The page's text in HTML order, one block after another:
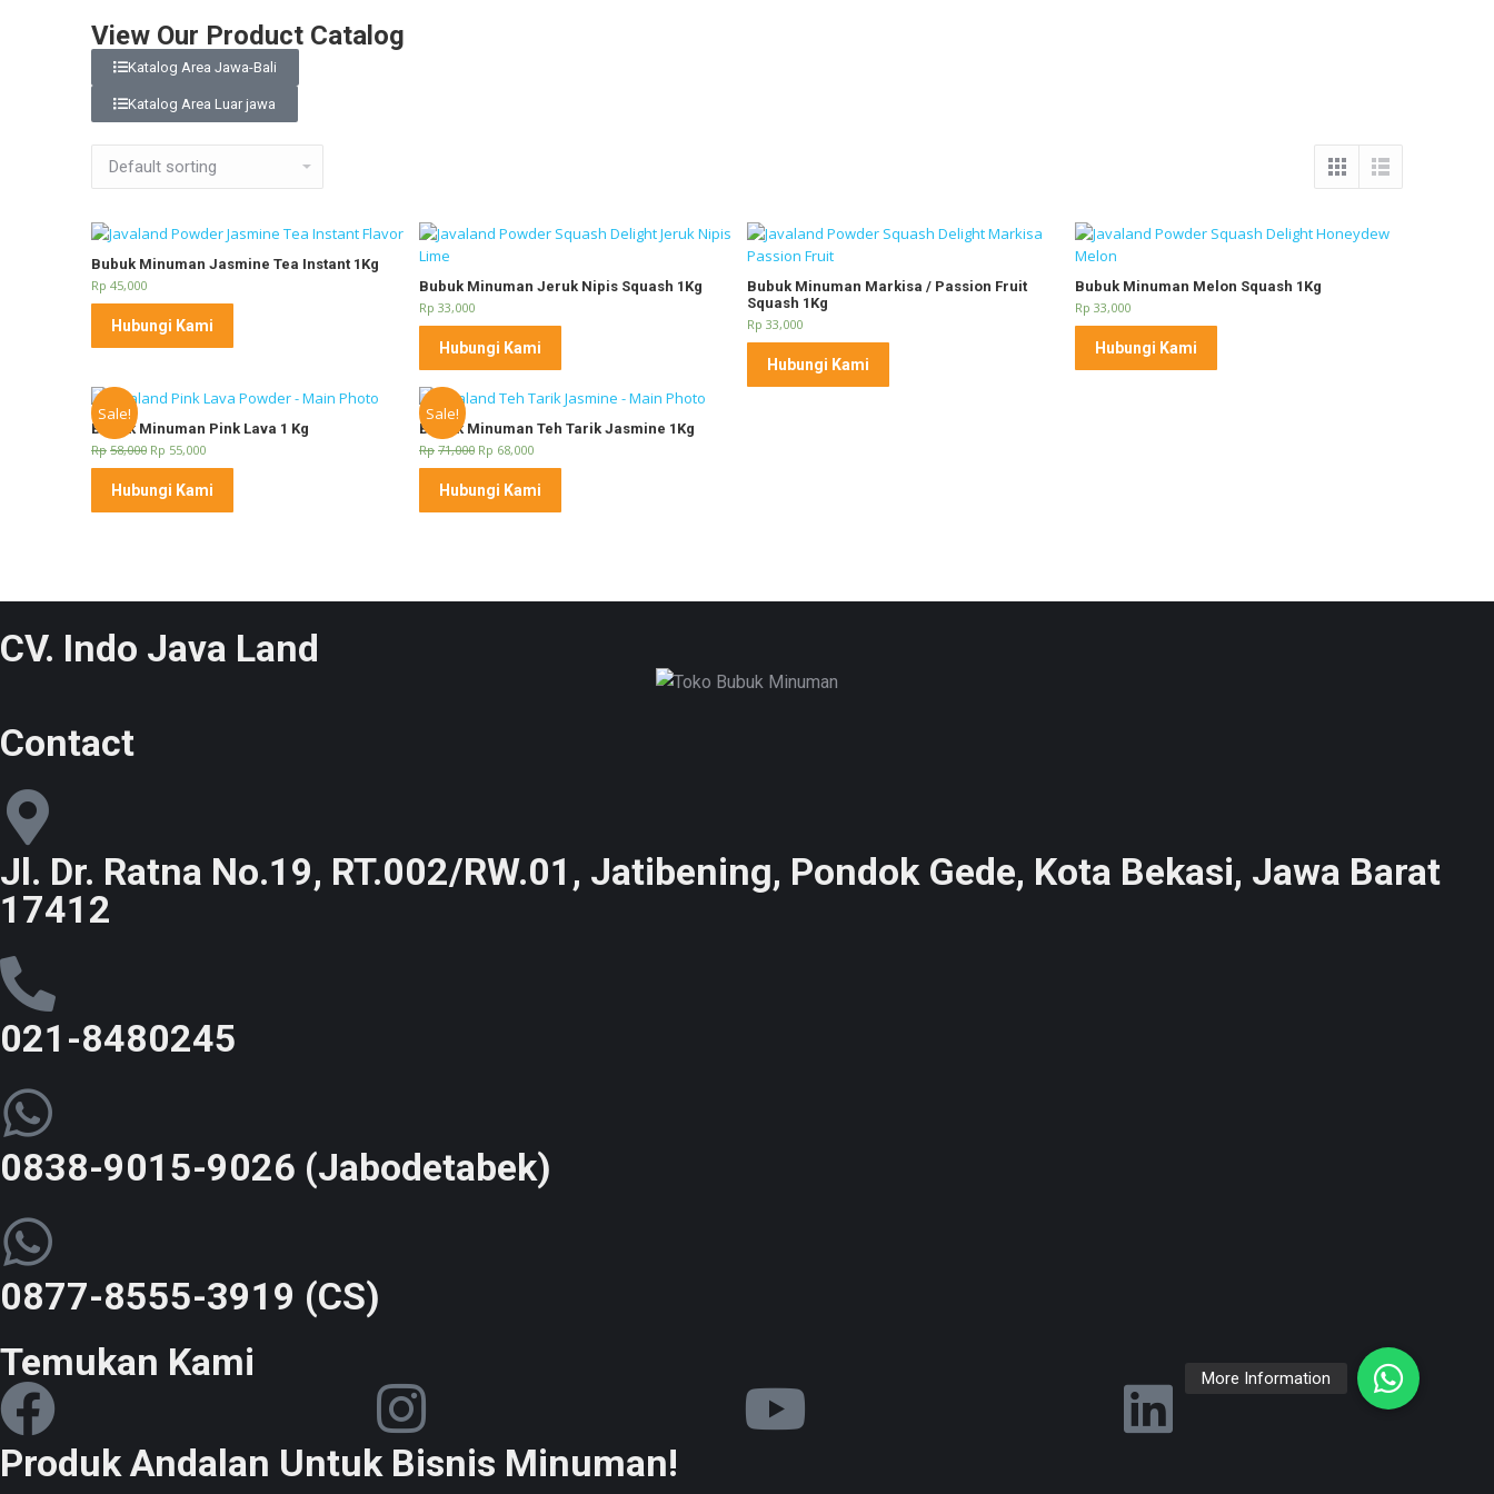
View Our Product Catalog
Katalog Area Jawa-Bali
Katalog Area Luar jawa
Bubuk Minuman Jasmine Tea Instant 1Kg
Rp 45,000
Hubungi Kami
Bubuk Minuman Jeruk Nipis Squash 1Kg
Rp 33,000
Hubungi Kami
Bubuk Minuman Markisa / Passion Fruit
Squash 1Kg
Rp 33,000
Hubungi Kami
Bubuk Minuman Melon Squash 1Kg
Rp 33,000
Hubungi Kami
Sale!
Bubuk Minuman Pink Lava 1 Kg
Rp 58,000 Rp 55,000
Hubungi Kami
Sale!
Bubuk Minuman Teh Tarik Jasmine 1Kg
Rp 71,000 Rp 68,000
Hubungi Kami
CV. Indo Java Land
Contact
Jl. Dr. Ratna No.19, RT.002/RW.01, Jatibening, Pondok Gede, Kota Bekasi, Jawa Barat
17412
021-8480245
0838-9015-9026 (Jabodetabek)
0877-8555-3919 (CS)
Temukan Kami
Produk Andalan Untuk Bisnis Minuman!